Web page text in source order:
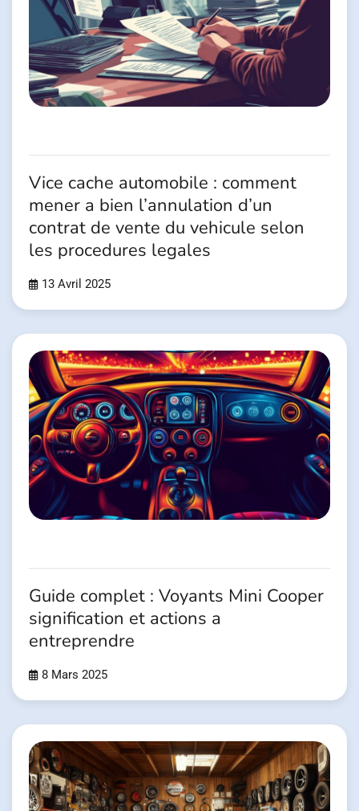
Vice cache automobile : comment
mener a bien l’annulation d’un
contrat de vente du vehicule selon
les procedures legales
13 Avril 2025
Guide complet : Voyants Mini Cooper
signification et actions a
entreprendre
8 Mars 2025